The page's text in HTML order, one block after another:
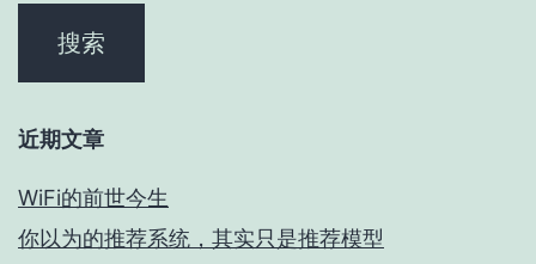
近期文章
WiFi的前世今生
你以为的推荐系统，其实只是推荐模型